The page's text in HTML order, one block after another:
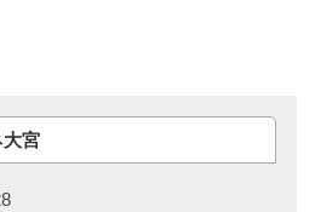
宮